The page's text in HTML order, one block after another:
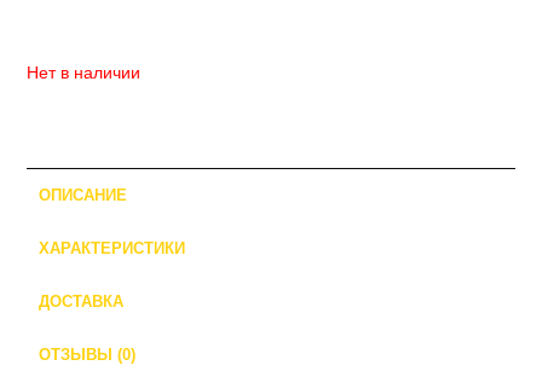
Нет в наличии
ОПИСАНИЕ
ХАРАКТЕРИСТИКИ
ДОСТАВКА
ОТЗЫВЫ (0)